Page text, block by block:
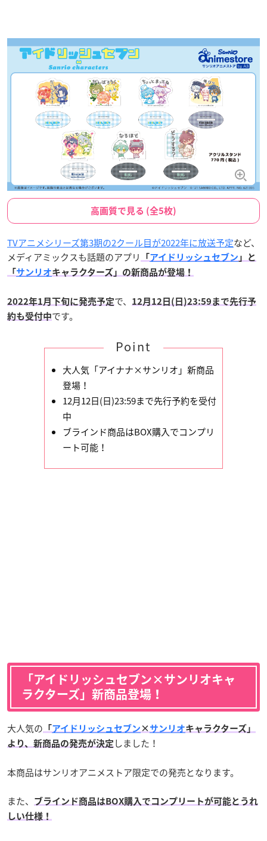
高画質で見る (全5枚)
TVアニメシリーズ第3期の2クール目が2022年に放送予定など、
メディアミックスも話題のアプリ
「 アイドリッシュセブン 」と
「 サンリオキャラクターズ」の新商品が登場！
2022年1月下旬に発売予定で、
12月12日(日)23:59まで先行予
約も受付中です。
Point
大人気「アイナナ×サンリオ」新商品
登場！
12月12日(日)23:59まで先行予約を受付
中
ブラインド商品はBOX購入でコンプリ
ート可能！
「アイドリッシュセブン×サンリオキャ
ラクターズ」新商品登場！
大人気の 「 アイドリッシュセブン × サンリオキャラクターズ」
より、新商品の発売が決定 しました！
本商品はサンリオアニメストア限定での発売となります。
また、
ブラインド商品はBOX購入でコンプリートが可能とうれ
しい仕様！